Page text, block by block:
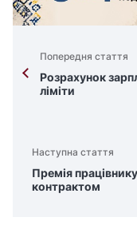
Попередня стаття
Розрахунок
ліміти
Наступна стаття
Премія
контрактом